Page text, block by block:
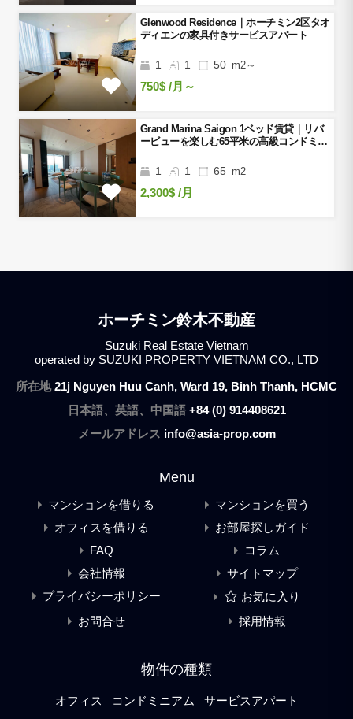
Glenwood Residence｜ホーチミン2区タオ
ディエンの家具付きサービスアパート
1 1 50 m2～
750$ /月～
Grand Marina Saigon 1ベッド賃貸｜リバ
ービューを楽しむ65平米の高級コンドミニ
1 1 65 m2
2,300$ /月
ホーチミン鈴木不動産
Suzuki Real Estate Vietnam
operated by SUZUKI PROPERTY VIETNAM CO., LTD
所在地21j Nguyen Huu Canh, Ward 19, Binh Thanh, HCMC
日本語、英語、中国語 +84 (0) 914408621
メールアドレス info@asia-prop.com
Menu
マンションを借りる
マンションを買う
オフィスを借りる
お部屋探しガイド
FAQ
コラム
会社情報
サイトマップ
プライバシーポリシー
お気に入り
お問合せ
採用情報
物件の種類
オフィス コンドミニアム
サービスアパート